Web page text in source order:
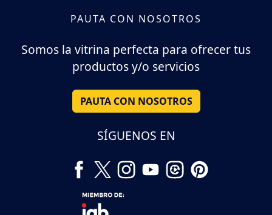
PAUTA CON NOSOTROS
Somos la vitrina perfecta para ofrecer tus
productos y/o servicios
PAUTA CON NOSOTROS
SÍGUENOS EN